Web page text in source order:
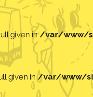
given in/var/www/
given in/var/www/